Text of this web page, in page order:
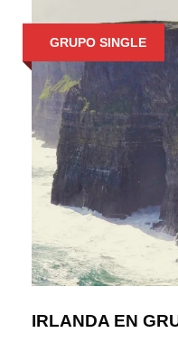
GRUPO SINGLE
IRLANDA EN